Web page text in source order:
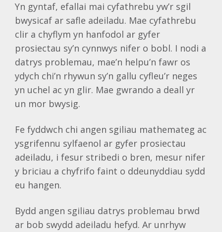
Yn gyntaf, efallai mai cyfathrebu yw’r sgil
bwysicaf ar safle adeiladu. Mae cyfathrebu
clir a chyflym yn hanfodol ar gyfer
prosiectau sy’n cynnwys nifer o bobl. I nodi a
datrys problemau, mae’n helpu’n fawr os
ydych chi’n rhywun sy’n gallu cyfleu’r neges
yn uchel ac yn glir. Mae gwrando a deall yr
un mor bwysig.
Fe fyddwch chi angen sgiliau mathemateg ac
ysgrifennu sylfaenol ar gyfer prosiectau
adeiladu, i fesur stribedi o bren, mesur nifer
y briciau a chyfrifo faint o ddeunyddiau sydd
eu hangen.
Bydd angen sgiliau datrys problemau brwd
ar bob swydd adeiladu hefyd. Ar unrhyw